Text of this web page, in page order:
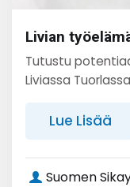
Livian
Tutustu
Liviassa Tuorlassa
Lue Lisää
Suomen